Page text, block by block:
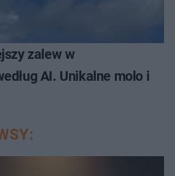
zalew w
AI. Unikalne molo i